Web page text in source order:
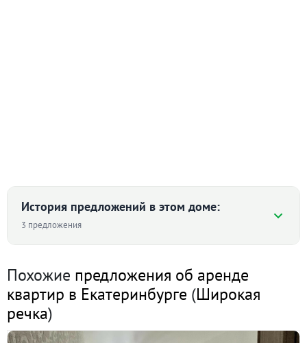
История предложений в этом доме:
3 предложения
2-к квартира · 35 м² · 7/8 этаж
15 мая 2026
700 ₽/м²
Похожие предложения об аренде
квартир в Екатеринбурге (Широкая
речка)